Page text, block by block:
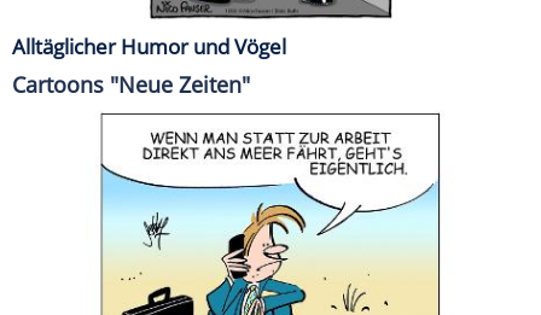
Alltäglicher Humor und Vögel
Cartoons "Neue Zeiten"